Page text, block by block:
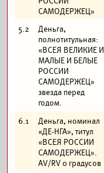
САМОДЕРЖЕЦ»
5.2
Деньга,
полнотитульная:
«ВСЕЯ ВЕЛИКИЕ И
МАЛЫЕ И БЕЛЫЕ
РОССИИ
САМОДЕРЖЕЦ»
звезда перед
годом.
6.1
Деньга, номинал
«ДЕ-НГА», титул
«ВСЕЯ РОССИИ
САМОДЕРЖЕЦ».
AV/RV 0 градусов